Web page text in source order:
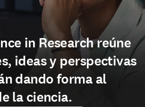
in Research reúne
ideas y perspectivas
dando forma al
la ciencia.